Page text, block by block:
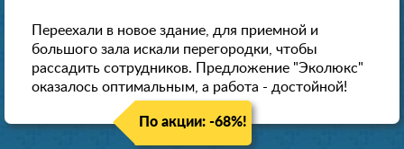
Переехали в новое здание, для приемной и
большого зала искали перегородки, чтобы
рассадить сотрудников. Предложение "Эколюкс"
оказалось оптимальным, а работа - достойной!
По акции: -68%!